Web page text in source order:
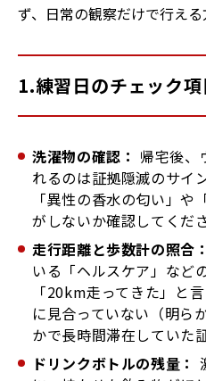
ず、日常の観察だけで行える
1.練習日のチェック項
洗濯物の確認： 帰宅後、
れるのは証拠隠滅のサイ
「異性の香水の匂い」や
がしないか確認してくださ
走行距離と歩数計の照合：
いる「ヘルスケア」など
「20km走ってきた」と
に見合っていない（明ら
かで長時間滞在していた
ドリンクボトルの残量：